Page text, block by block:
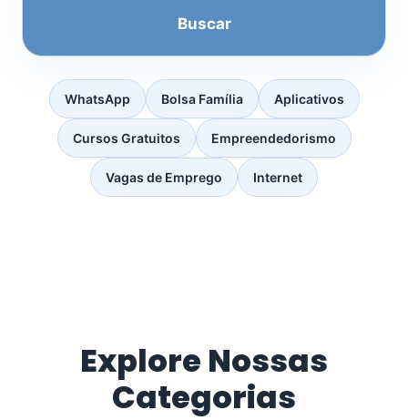
Buscar
WhatsApp Bolsa Família Aplicativos
Cursos Gratuitos Empreendedorismo
Vagas de Emprego Internet
Explore Nossas
Categorias